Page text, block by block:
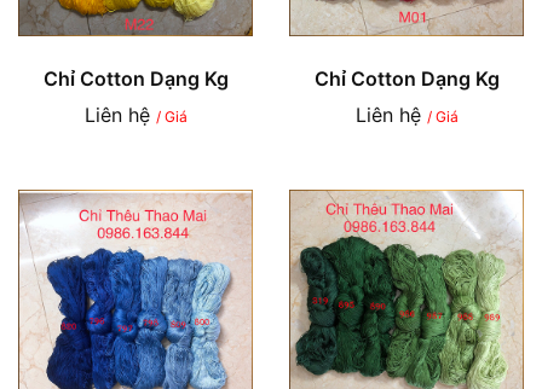
Chỉ Cotton Dạng Kg
Liên hệ / Giá
Chỉ Cotton Dạng Kg
Liên hệ / Giá